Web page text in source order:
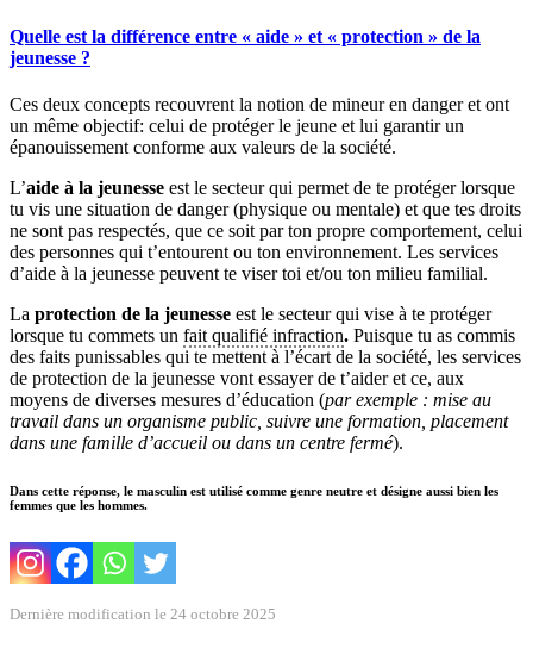
Quelle est la différence entre « aide » et « protection » de la
jeunesse ?
Ces deux concepts recouvrent la notion de mineur en danger et ont
un même objectif: celui de protéger le jeune et lui garantir un
épanouissement conforme aux valeurs de la société.
L’aide à la jeunesse est le secteur qui permet de te protéger lorsque
tu vis une situation de danger (physique ou mentale) et que tes droits
ne sont pas respectés, que ce soit par ton propre comportement, celui
des personnes qui t’entourent ou ton environnement. Les services
d’aide à la jeunesse peuvent te viser toi et/ou ton milieu familial.
La protection de la jeunesse est le secteur qui vise à te protéger
lorsque tu commets un fait qualifié infraction. Puisque tu as commis
des faits punissables qui te mettent à l’écart de la société, les services
de protection de la jeunesse vont essayer de t’aider et ce, aux
moyens de diverses mesures d’éducation (par exemple : mise au
travail dans un organisme public, suivre une formation, placement
dans une famille d’accueil ou dans un centre fermé).
Dans cette réponse, le masculin est utilisé comme genre neutre et désigne aussi bien les
femmes que les hommes.
Dernière modification le 24 octobre 2025